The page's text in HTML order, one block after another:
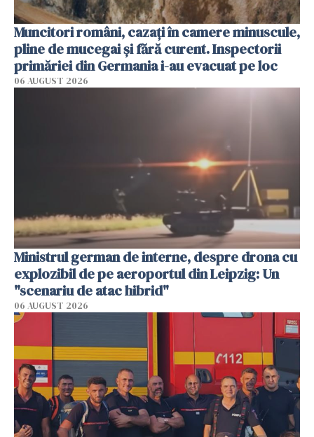
Muncitori români, cazați în camere minuscule,
pline de mucegai și fără curent. Inspectorii
primăriei din Germania i-au evacuat pe loc
06 AUGUST 2026
Ministrul german de interne, despre drona cu
explozibil de pe aeroportul din Leipzig: Un
"scenariu de atac hibrid"
06 AUGUST 2026